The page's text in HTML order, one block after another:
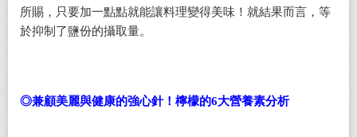
所賜，只要加一點點就能讓料理變得美味！就結果而言，等
於抑制了鹽份的攝取量。
◎兼顧美麗與健康的強心針！檸檬的6大營養素分析